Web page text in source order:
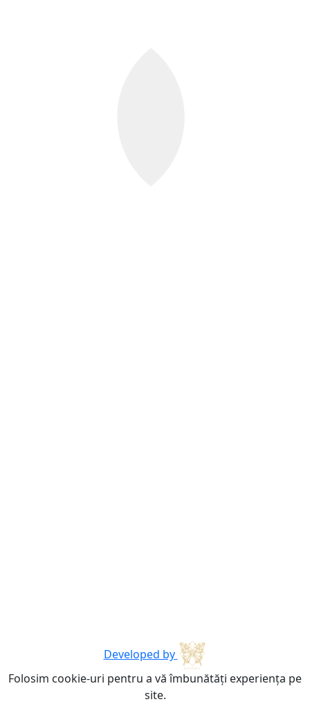
Developed by
Folosim cookie-uri pentru a vă îmbunătăți experiența pe
site.